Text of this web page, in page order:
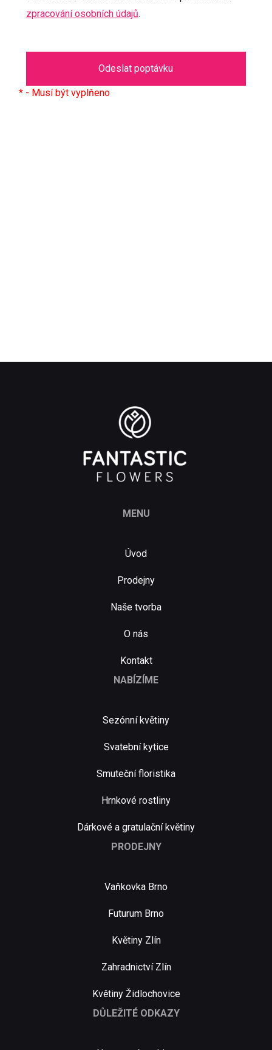
zpracování osobních údajů.
* - Musí být vyplňeno
Odeslat poptávku
MENU
Úvod
Prodejny
Naše tvorba
O nás
Kontakt
NABÍZÍME
Sezónní květiny
Svatební kytice
Smuteční floristika
Hrnkové rostliny
Dárkové a gratulační květiny
PRODEJNY
Vaňkovka Brno
Futurum Brno
Květiny Zlín
Zahradnictví Zlín
Květiny Židlochovice
DŮLEŽITÉ ODKAZY